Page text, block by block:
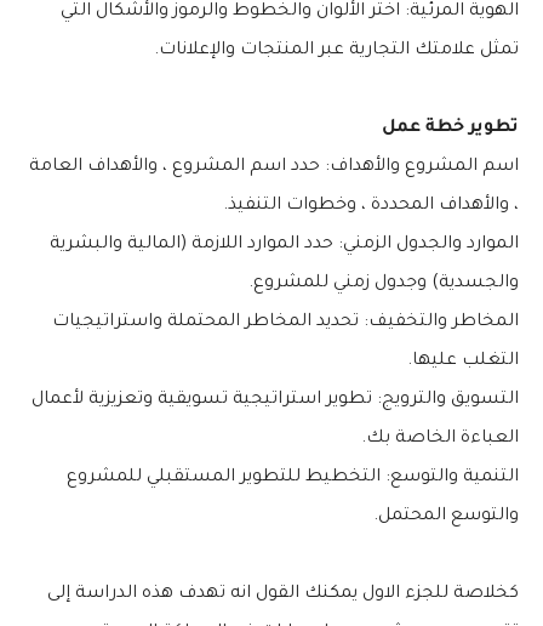
الهوية المرئية: اختر الألوان والخطوط والرموز والأشكال التي
تمثل علامتك التجارية عبر المنتجات والإعلانات.
تطوير خطة عمل
اسم المشروع والأهداف: حدد اسم المشروع ، والأهداف العامة
، والأهداف المحددة ، وخطوات التنفيذ.
الموارد والجدول الزمني: حدد الموارد اللازمة (المالية والبشرية
والجسدية) وجدول زمني للمشروع.
المخاطر والتخفيف: تحديد المخاطر المحتملة واستراتيجيات
التغلب عليها.
التسويق والترويج: تطوير استراتيجية تسويقية وتعزيزية لأعمال
العباءة الخاصة بك.
التنمية والتوسع: التخطيط للتطوير المستقبلي للمشروع
والتوسع المحتمل.
كخلاصة للجزء الاول يمكنك القول انه تهدف هذه الدراسة إلى